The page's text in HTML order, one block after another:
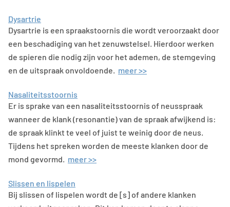
Dysartrie
Dysartrie is een spraakstoornis die wordt veroorzaakt door
een beschadiging van het zenuwstelsel. Hierdoor werken
de spieren die nodig zijn voor het ademen, de stemgeving
en de uitspraak onvoldoende. meer >>
Nasaliteitsstoornis
Er is sprake van een nasaliteitsstoornis of neusspraak
wanneer de klank (resonantie) van de spraak afwijkend is:
de spraak klinkt te veel of juist te weinig door de neus.
Tijdens het spreken worden de meeste klanken door de
mond gevormd. meer >>
Slissen en lispelen
Bij slissen of lispelen wordt de [s] of andere klanken